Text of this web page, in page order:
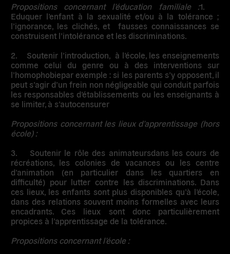
Propositions concernant l’éducation familiale :1.
Eduquer l’enfant à la sexualité et/ou à la tolérance ;
l’ignorance, les clichés, et fausses connaissances se
construisent l’intolérance et les discriminations.
2. Soutenir l’introduction, à l’école, les enseignements
comme celui du genre ou à des interventions sur
l’homophobiepar exemple : si les parents s’y opposent, il
peut s’agir d’un frein non négligeable qui conduit parfois
les responsables d’établissements ou les enseignants à
se limiter, à s’autocensurer
Propositions concernant les lieux d’apprentissage (hors
école) :
3. Soutenir le rôle des animateursdans les cours de
récréations, les colonies de vacances ou les centre
d’animation (en particulier dans les quartiers en
difficulté) pour lutter contre les discriminations. Dans
ces lieux, les enfants sont plus disponibles qu’à l’école,
dans des relations souvent moins formelles avec leurs
encadrants. Ces lieux sont donc particulièrement
propices à l’apprentissage de la tolérance.
Propositions concernant l’école :